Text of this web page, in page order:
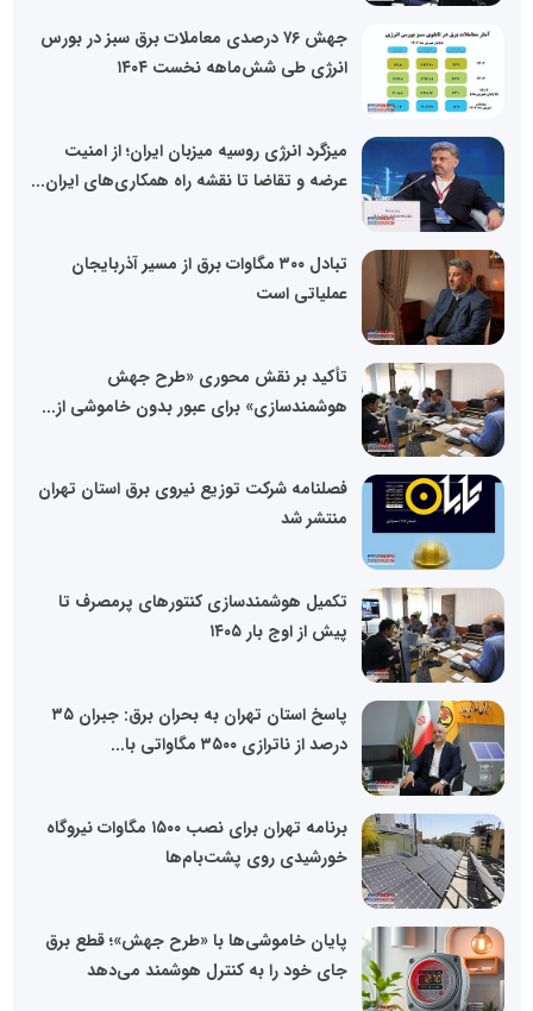
جهش ۷۶ درصدی معاملات برق سبز در بورس
انرژی طی شش‌ماهه نخست ۱۴۰۴
میزگرد انرژی روسیه میزبان ایران؛ از امنیت
عرضه و تقاضا تا نقشه راه همکاری‌های ایران...
تبادل ۳۰۰ مگاوات برق از مسیر آذربایجان
عملیاتی است
تأکید بر نقش محوری «طرح جهش
هوشمندسازی» برای عبور بدون خاموشی از...
فصلنامه شرکت توزیع نیروی برق استان تهران
منتشر شد
تکمیل هوشمندسازی کنتورهای پرمصرف تا
پیش از اوج بار ۱۴۰۵
پاسخ استان تهران به بحران برق: جبران ۳۵
درصد از ناترازی ۳۵۰۰ مگاواتی با...
برنامه تهران برای نصب ۱۵۰۰ مگاوات نیروگاه
خورشیدی روی پشت‌بام‌ها
پایان خاموشی‌ها با «طرح جهش»؛ قطع برق
جای خود را به کنترل هوشمند می‌دهد